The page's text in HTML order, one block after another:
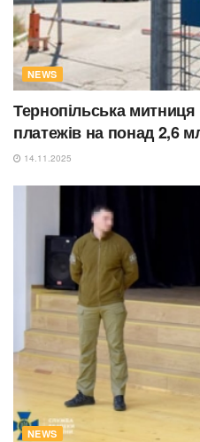
NEWS
Тернопільська
платежів на понад 2,6
14.11.2025
NEWS